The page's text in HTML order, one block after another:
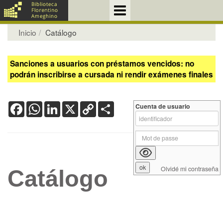
Inicio Catálogo
Sanciones a usuarios con préstamos vencidos: no
podrán inscribirse a cursada ni rendir exámenes finales
FacebookWhatsApp
LinkedIn
X Copy
Link
Catálogo
Cuenta de usuario
Olvidé mi contraseña